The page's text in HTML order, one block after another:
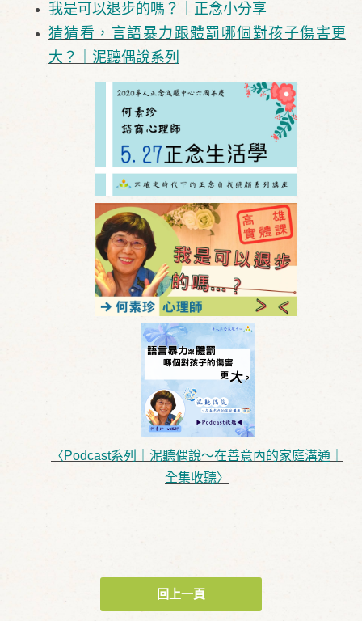
​我是可以退步的嗎？｜正念小分享
猜猜看，言語暴力跟體罰哪個對孩子傷害更
大？｜泥聽偶說系列
〈Podcast系列｜泥聽偶說～在善意內的家庭溝通｜
全集收聽〉
回上一頁